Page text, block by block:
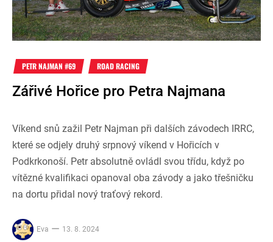
PETR NAJMAN #69 ROAD RACING
Zářivé Hořice pro Petra Najmana
Víkend snů zažil Petr Najman při dalších závodech IRRC,
které se odjely druhý srpnový víkend v Hořicích v
Podkrkonoší. Petr absolutně ovládl svou třídu, když po
vítězné kvalifikaci opanoval oba závody a jako třešničku
na dortu přidal nový traťový rekord.
Eva 13. 8. 2024